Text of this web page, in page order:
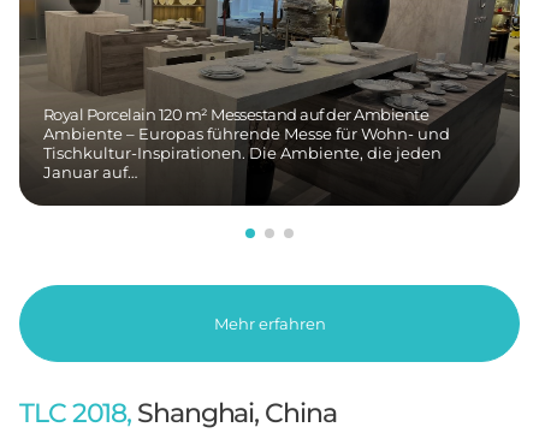
Mehr erfahren
Royal Porcelain 120 m² Messestand auf der Ambiente
Ambiente – Europas führende Messe für Wohn- und
Tischkultur-Inspirationen. Die Ambiente, die jeden
Januar auf…
TLC 2018, Shanghai, China